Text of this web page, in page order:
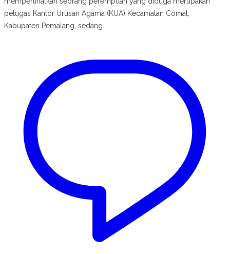
petugas Kantor Urusan Agama (KUA) Kecamatan Comal,
Kabupaten Pemalang, sedang